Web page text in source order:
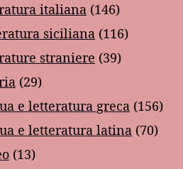
italiana (146)
siciliana (116)
straniere (39)
(29)
e letteratura greca (156)
e letteratura latina (70)
(13)